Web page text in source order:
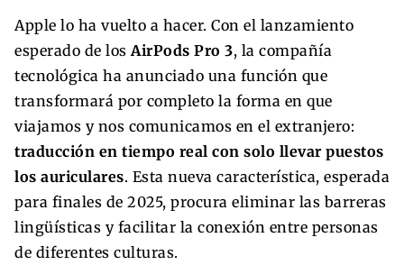
Apple lo ha vuelto a hacer. Con el lanzamiento
esperado de los AirPods Pro 3, la compañía
tecnológica ha anunciado una función que
transformará por completo la forma en que
viajamos y nos comunicamos en el extranjero:
traducción en tiempo real con solo llevar puestos
los auriculares. Esta nueva característica, esperada
para finales de 2025, procura eliminar las barreras
lingüísticas y facilitar la conexión entre personas
de diferentes culturas.